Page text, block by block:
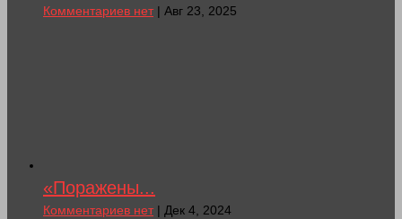
Комментариев нет| Авг 23, 2025
«Поражены...
Комментариев нет| Дек 4, 2024